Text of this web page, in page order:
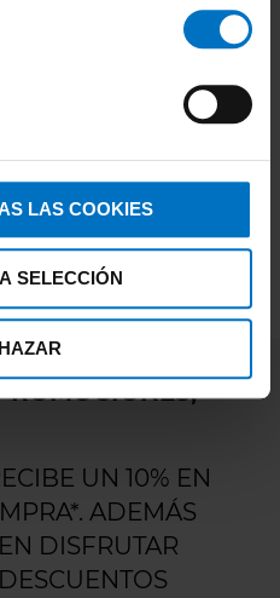
LAS COOKIES
SELECCIÓN
UN 10% EN
ADEMÁS
DISFRUTAR